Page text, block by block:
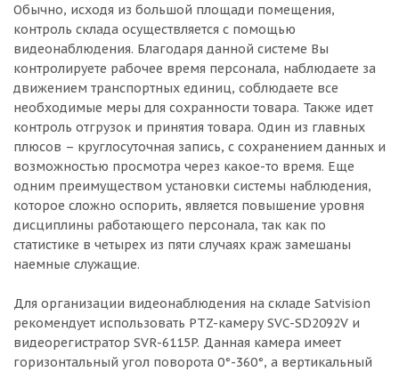
Обычно, исходя из большой площади помещения,
контроль склада осуществляется с помощью
видеонаблюдения. Благодаря данной системе Вы
контролируете рабочее время персонала, наблюдаете за
движением транспортных единиц, соблюдаете все
необходимые меры для сохранности товара. Также идет
контроль отгрузок и принятия товара. Один из главных
плюсов – круглосуточная запись, с сохранением данных и
возможностью просмотра через какое-то время. Еще
одним преимуществом установки системы наблюдения,
которое сложно оспорить, является повышение уровня
дисциплины работающего персонала, так как по
статистике в четырех из пяти случаях краж замешаны
наемные служащие.
Для организации видеонаблюдения на складе Satvision
рекомендует использовать PTZ-камеру SVC-SD2092V и
видеорегистратор SVR-6115P. Данная камера имеет
горизонтальный угол поворота 0°-360°, а вертикальный